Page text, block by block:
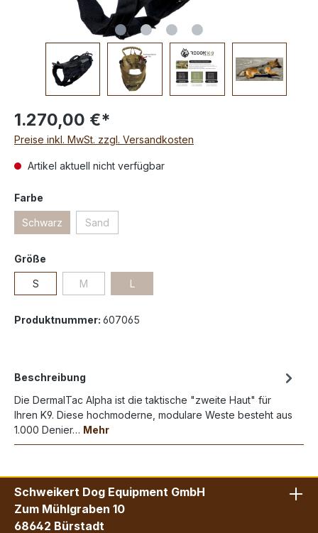
1.270,00 €*
Preise inkl. MwSt. zzgl. Versandkosten
Artikel aktuell nicht verfügbar
Farbe
Schwarz Sand
Größe
S M L
Produktnummer: 607065
Beschreibung
Die DermalTac Alpha ist die taktische "zweite Haut" für
Ihren K9. Diese hochmoderne, modulare Weste besteht aus
1.000 Denier… Mehr
Schweikert Dog Equipment GmbH
Zum Mühlgraben 10
68642 Bürstadt